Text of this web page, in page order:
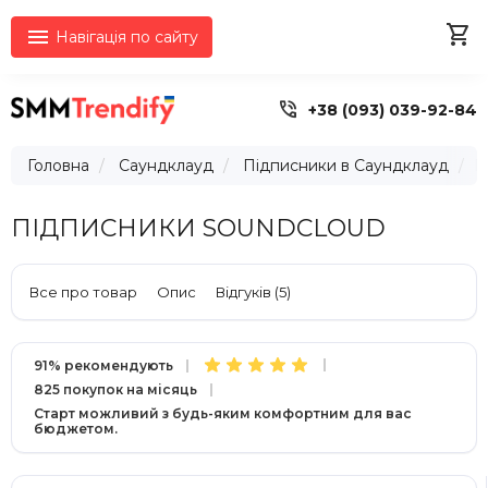
 Навігація по сайту 
 +38 (093) 039-92-84
Головна Саундклауд Підписники в Саундклауд
ПІДПИСНИКИ SOUNDCLOUD
Все про товар Опис Відгуків (5)
91% рекомендують
825 покупок на місяць
Старт можливий з будь-яким комфортним для вас
бюджетом.